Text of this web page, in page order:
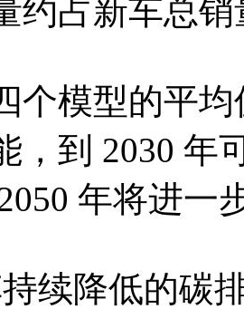
约占新车总销
个模型的平
，到 2030 年
年将进一
续降低的碳